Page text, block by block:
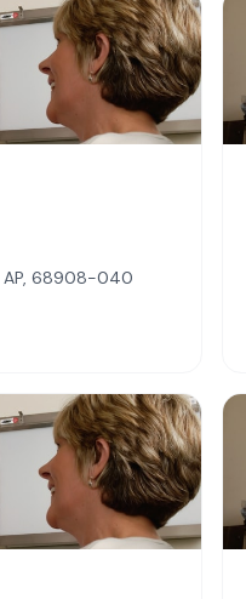
AP, 68908-040